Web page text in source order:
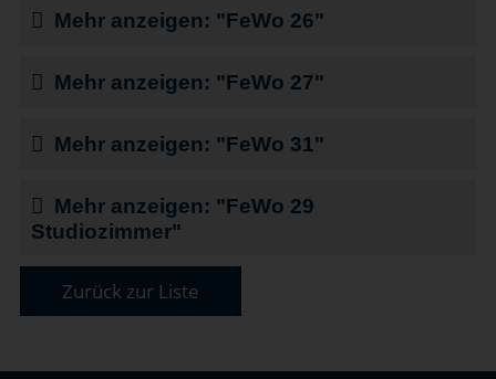
Mehr anzeigen: "FeWo 26"
Mehr anzeigen: "FeWo 27"
Mehr anzeigen: "FeWo 31"
Mehr anzeigen: "FeWo 29
Studiozimmer"
Zurück zur Liste